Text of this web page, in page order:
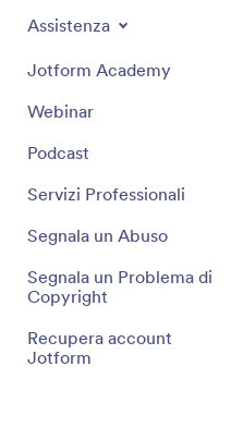
Assistenza
Jotform Academy
Webinar
Podcast
Servizi Professionali
Segnala un Abuso
Segnala un Problema di
Copyright
Recupera account
Jotform